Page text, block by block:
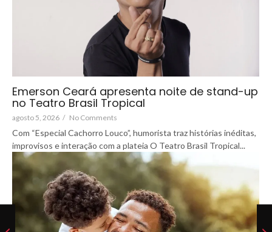
Emerson Ceará apresenta noite de stand-up
no Teatro Brasil Tropical
agosto 5, 2026 / No Comments
Com “Especial Cachorro Louco”, humorista traz histórias inéditas,
improvisos e interação com a plateia O Teatro Brasil Tropical...